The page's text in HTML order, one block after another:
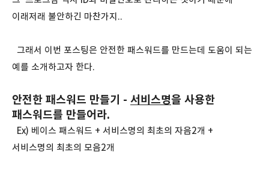
이래저래 불안하긴 마찬가지..
그래서 이번 포스팅은 안전한 패스워드를 만드는데 도움이 되는
예를 소개하고자 한다.
안전한 패스워드 만들기 - 서비스명을 사용한
패스워드를 만들어라.
Ex) 베이스 패스워드 + 서비스명의 최초의 자음2개 +
서비스명의 최초의 모음2개